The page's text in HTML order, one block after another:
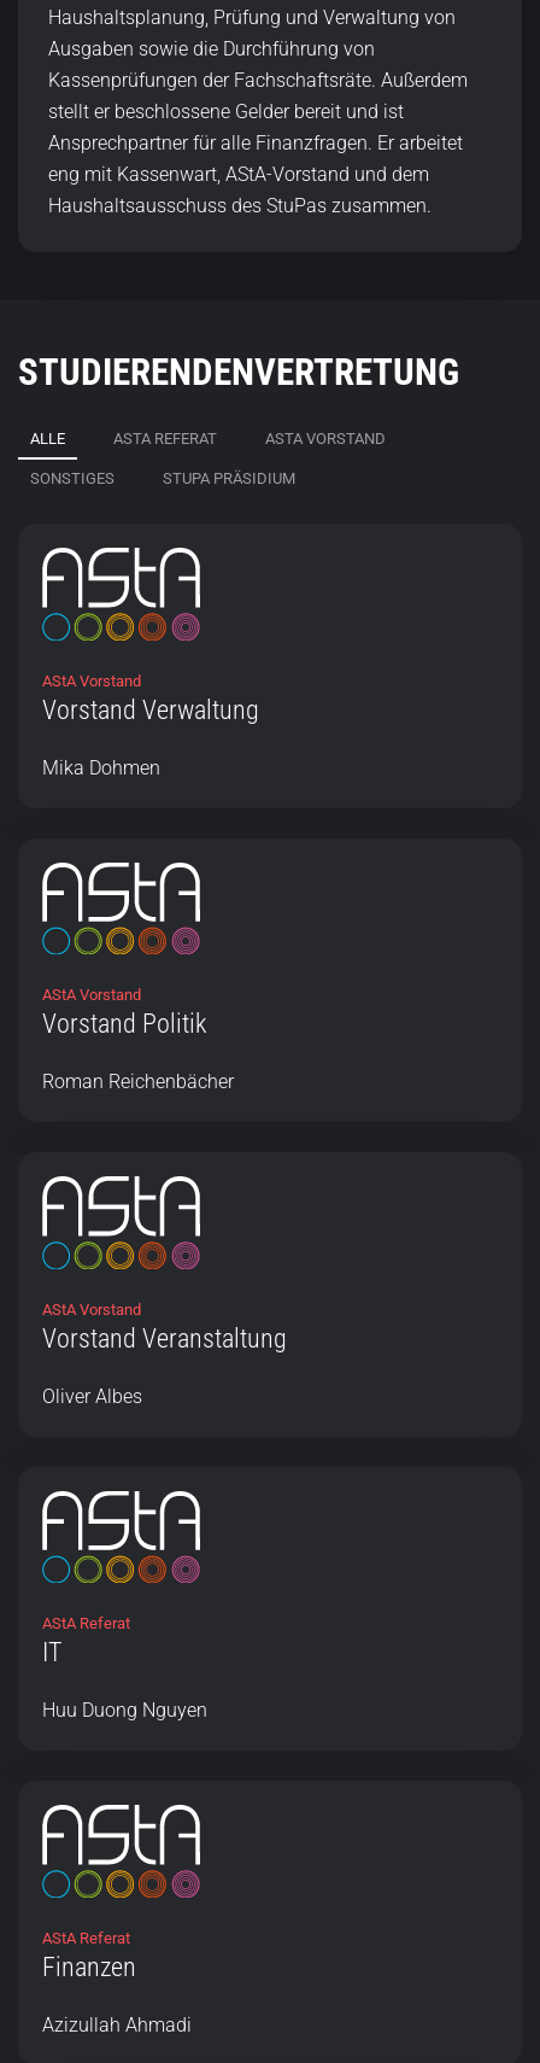
Haushaltsplanung, Prüfung und Verwaltung von
Ausgaben sowie die Durchführung von
Kassenprüfungen der Fachschaftsräte. Außerdem
stellt er beschlossene Gelder bereit und ist
Ansprechpartner für alle Finanzfragen. Er arbeitet
eng mit Kassenwart, AStA-Vorstand und dem
Haushaltsausschuss des StuPas zusammen.
STUDIERENDENVERTRETUNG
ALLE ASTA REFERAT ASTA VORSTAND
SONSTIGES STUPA PRÄSIDIUM
AStA Vorstand
Vorstand Verwaltung
Mika Dohmen
AStA Vorstand
Vorstand Politik
Roman Reichenbächer
AStA Vorstand
Vorstand Veranstaltung
Oliver Albes
AStA Referat
IT
Huu Duong Nguyen
AStA Referat
Finanzen
Azizullah Ahmadi